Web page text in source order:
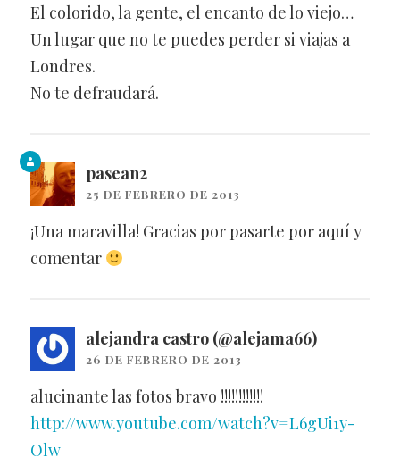
El colorido, la gente, el encanto de lo viejo…
Un lugar que no te puedes perder si viajas a
Londres.
No te defraudará.
pasean2
25 DE FEBRERO DE 2013
¡Una maravilla! Gracias por pasarte por aquí y
comentar
alejandra castro (@alejama66)
26 DE FEBRERO DE 2013
alucinante las fotos bravo !!!!!!!!!!!!
http://www.youtube.com/watch?v=L6gUi1y-
Olw